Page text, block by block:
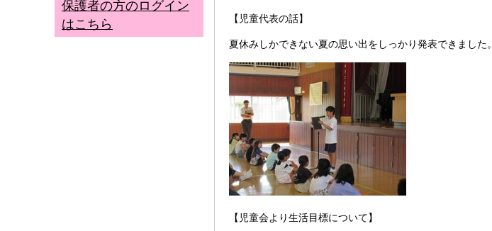
保護者の方のログイン
はこちら
【児童代表の話】
夏休みしかできない夏の思い出をしっかり発表できました。
【児童会より生活目標について】